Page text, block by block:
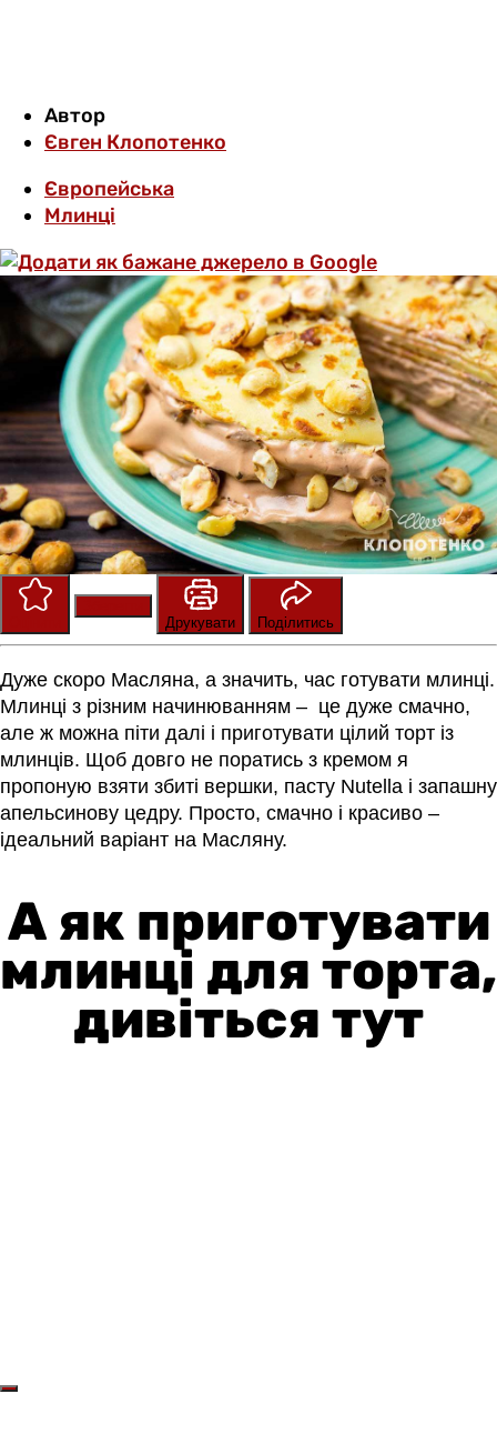
Автор
Євген Клопотенко
Європейська
Млинці
Друкувати
Поділитись
Дуже скоро Масляна, а значить, час готувати млинці.
Млинці з різним начинюванням – це дуже смачно,
але ж можна піти далі і приготувати цілий торт із
млинців. Щоб довго не поратись з кремом я
пропоную взяти збиті вершки, пасту Nutella і запашну
апельсинову цедру. Просто, смачно і красиво –
ідеальний варіант на Масляну.
А як приготувати
млинці для торта,
дивіться тут